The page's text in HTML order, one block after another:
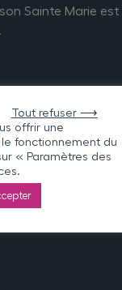
Sainte Marie est
Tout refuser ⟶
offrir une
fonctionnement du
« Paramètres des